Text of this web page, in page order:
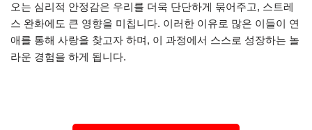
오는 심리적 안정감은 우리를 더욱 단단하게 묶어주고, 스트레
스 완화에도 큰 영향을 미칩니다. 이러한 이유로 많은 이들이 연
애를 통해 사랑을 찾고자 하며, 이 과정에서 스스로 성장하는 놀
라운 경험을 하게 됩니다.